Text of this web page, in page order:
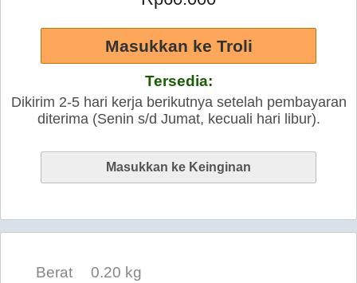
Tersedia:
Dikirim 2-5 hari kerja berikutnya setelah pembayaran
diterima (Senin s/d Jumat, kecuali hari libur).
Berat
0.20 kg